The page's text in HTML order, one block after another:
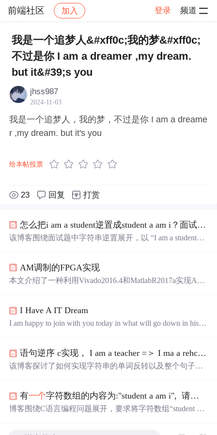
前端社区 加入 登录 频道
社区 前端社区 感慨 帖子详情
我是一个追梦人&#xff0c;我的梦&#xff0c;
不过是你 I am a dreamer ,my dream.
but it&#39;s you
jhss987
2024-11-03
我是一个追梦人，我的梦，不过是你 I am a dreame
r ,my dream. but it's you
给本帖投票
23 回复 打赏
怎么把i am a student逆置成student a am i？面试题逆置字符串讲解
该博客围绕面试题中字符串逆置展开，以 “I am a student”
剑指 offer 题目的文章。
AM调制的FPGA实现
本文介绍了一种利用Vivado2016.4和MatlabR2017a实现AM
I Have A IT Dream
I am happy to join with you today in what will go down in histor
ic shad...
语句逆序 c实现， I am a teacher =＞ I ma a rehcaet 或I am a teacher =＞ teacher a am I
该博客探讨了如何实现字符串的单词反转以及整个句子的
m a teacher反转为teachera am I或rehcaet ama I等不同形式。
有一个字符数组的内容为:"student a am i", 请你将数组的内容改为"i am a student".
博客围绕C语言编程问题展开，要求将字符数组“student a a